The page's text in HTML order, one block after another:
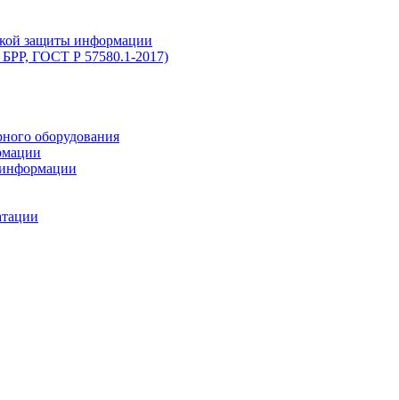
защиты информации
ГОСТ Р 57580.1-2017)
оборудования